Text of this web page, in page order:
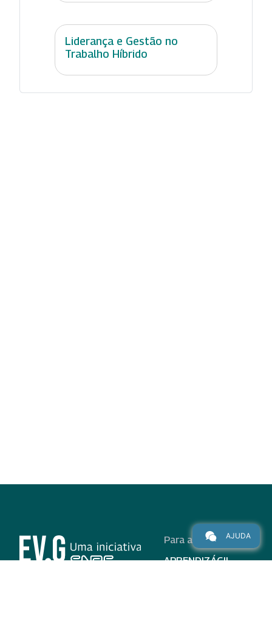
Liderança e Gestão no
Trabalho Híbrido
Para alunos
APRENDIZÁGIL
AJUDA